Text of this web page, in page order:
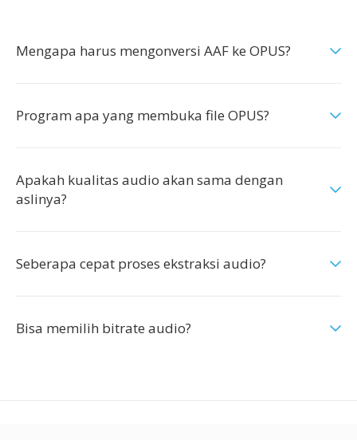
Mengapa harus mengonversi AAF ke OPUS?
Program apa yang membuka file OPUS?
Apakah kualitas audio akan sama dengan
aslinya?
Seberapa cepat proses ekstraksi audio?
Bisa memilih bitrate audio?